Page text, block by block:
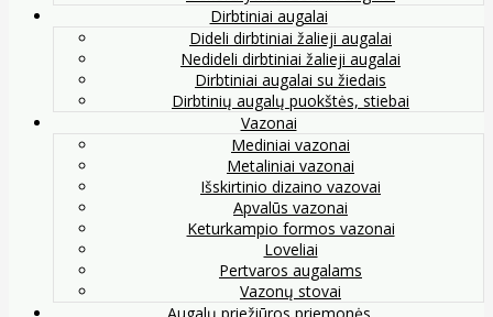
Dirbtiniai augalai
Dideli dirbtiniai žalieji augalai
Nedideli dirbtiniai žalieji augalai
Dirbtiniai augalai su žiedais
Dirbtinių augalų puokštės, stiebai
Vazonai
Mediniai vazonai
Metaliniai vazonai
Išskirtinio dizaino vazovai
Apvalūs vazonai
Keturkampio formos vazonai
Loveliai
Pertvaros augalams
Vazonų stovai
Augalų priežiūros priemonės